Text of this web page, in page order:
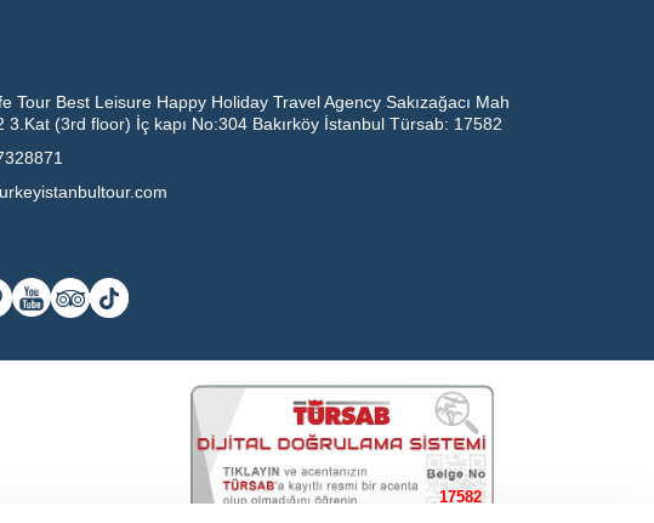
Tour Best Leisure Happy Holiday Travel Agency Sakızağacı Mah
3.Kat (3rd floor) İç kapı No:304 Bakırköy İstanbul Türsab: 17582
17582